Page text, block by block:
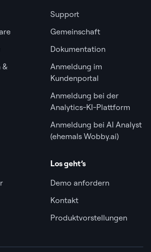
&
Support
Gemeinschaft
Dokumentation
Anmeldung im
Kundenportal
Anmeldung bei der
Analytics-KI-Plattform
Anmeldung bei AI Analyst
(ehemals Wobby.ai)
Los geht’s
Demo anfordern
Kontakt
Produktvorstellungen